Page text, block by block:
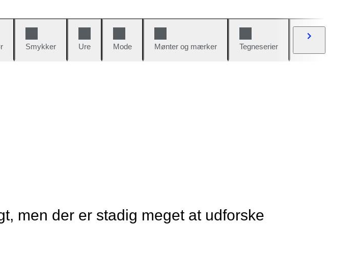
Smykker Ure Mode Mønter og mærker Tegneserier
men der er stadig meget at udforske